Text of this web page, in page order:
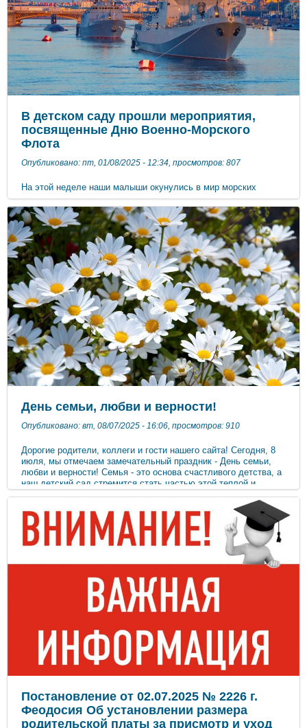
В детском саду прошли мероприятия,
посвященные Дню Военно-Морского
Флота
Опубликовано: пт, 01/08/2025 - 12:34, просмотров: 807
На этой неделе наши малыши окунулись в мир морских
приключений! Ребята узнали много интересного о моряках,
кораблях и отважных защитниках нашей Родины. Спортивные
состязания – дети проходили «морские» эстафеты,
соревновались в ловкости и скорости, как настоящие моряки!
Познавательные занятия – малыши слушали истории о
Военно-Морском Флоте и рассматривали корабли! Было
весело, интересно и познавательно! ​​​​​​​ ​​​​​​​ ​​​​​​​ ​​​​​​​ ​​​​​​​
День семьи, любви и верности!
Опубликовано: вт, 08/07/2025 - 16:06, просмотров: 910
Дорогие родители, коллеги и гости нашего сайта! Сегодня, 8
июля, мы отмечаем замечательный праздник - День семьи,
любви и верности! Семья - это основа счастливого детства, а
наш детский сад стремится стать частью этой теплой и
родителей, бабушек и дедушек, братьев и сестер наших
воспитанников. Пусть в ваших семьях всегда царят
взаимопонимание, поддержка и радость! Ромашка - символ
этого праздника – напоминает нам о том, как важно беречь
близких и дарить им внимание. Сегодня в группах прошли
тематические занятия и познавательное праздничное
мероприятие с просмотром мультфильма о святых Петре и
Февронии Пусть этот праздник станет поводом для теплых
встреч и добрых разговоров! С уважением, Администрация и
коллектив МБДОУ «Детский сад №14 «Чайка» г.Феодосии
Республики Крым»
Постановление от 02.07.2025 № 2226 г.
Феодосия Об установлении размера
родительской платы за присмотр и уход